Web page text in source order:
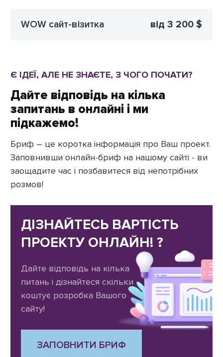
WOW сайт-візитка від 3 200 $
Є ІДЕЇ, АЛЕ НЕ ЗНАЄТЕ, З ЧОГО ПОЧАТИ?
Дайте відповідь на кілька
запитань в онлайні і ми
підкажемо!
Бриф – це коротка інформація про Ваш проект.
Заповнивши онлайн-бриф на нашому сайті - ви
заощадите час і позбавитеся від непотрібних
розмов!
ДІЗНАЙТЕСЬ ВАРТІСТЬ
ПРОЕКТУ ОНЛАЙН! ?
Дайте відповідь на кілька
питань і дізнайтеся скільки
коштує розробка Вашого
сайту!
ЗАПОВНИТИ БРИФ